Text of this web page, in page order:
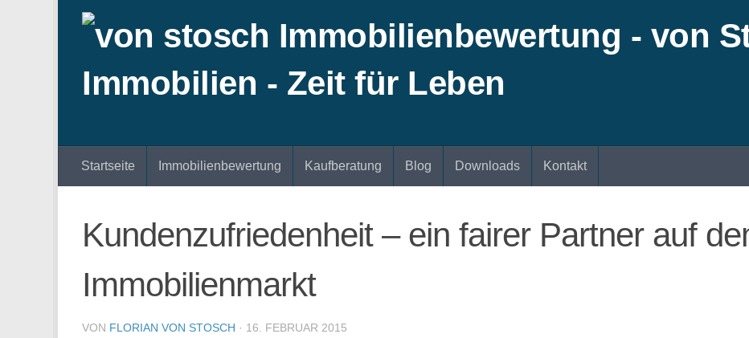
Zum Inhalt springen
Startseite Immobilienbewertung Kaufberatung Blog Downloads Kontakt
Kundenzufriedenheit – ein fairer Partner auf
Immobilienmarkt
VON FLORIAN VON STOSCH · 16. FEBRUAR 2015